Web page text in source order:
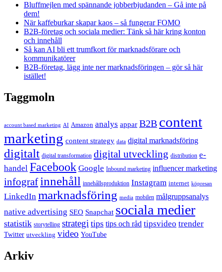
Bluffmejlen med spännande jobberbjudanden – Gå inte på
dem!
När kaffeburkar skapar kaos – så fungerar FOMO
B2B-företag och sociala medier: Tänk så här kring konton
och innehåll
Så kan AI bli ett trumfkort för marknadsförare och
kommunikatörer
B2B-företag, lägg inte ner marknadsföringen – gör så här
istället!
Taggmoln
account based marketing AI Amazon analys appar B2B content
marketing content strategy data digital marknadsföring
digitalt digital transformation digital utveckling distribution e-
handel Facebook Google Inbound marketing influencer marketing
infograf innehåll innehållsproduktion Instagram internet köpresan
LinkedIn marknadsföring media mobilen målgruppsanalys
native advertising SEO Snapchat sociala medier
statistik storytelling strategi tips tips och råd tipsvideo trender
Twitter utveckling video YouTube
Arkiv